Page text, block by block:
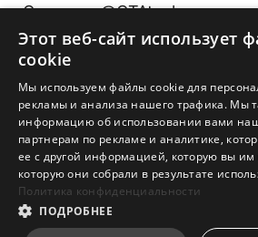
Соцсети: @CTAtech.
Контактная информация
Max Borges Agency
msi@maxborgesagency.com
Этот веб-сайт использует
cookie
Мы используем файлы cookie для
рекламы и анализа нашего трафика. Мы
информацию об использовании вами
партнерам по рекламе и аналитике,
ее с другой информацией, которую вы им
которую они собрали в результате
Политика конфиденциальности
ПОДРОБНЕЕ